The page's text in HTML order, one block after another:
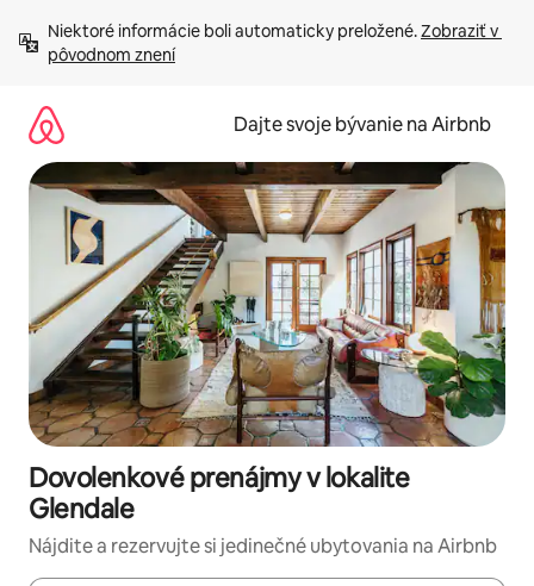
obsah.
Niektoré informácie boli automaticky preložené. Zobraziť v
pôvodnom znení
Dajte svoje bývanie na Airbnb
Dovolenkové prenájmy v lokalite
Glendale
Nájdite a rezervujte si jedinečné ubytovania na Airbnb